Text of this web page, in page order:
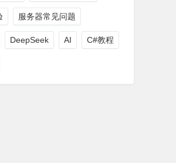
服务器常见问题
DeepSeek AI C#教程